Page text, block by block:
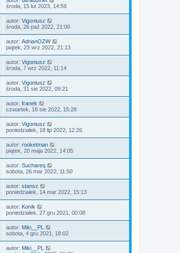
środa, 15 lut 2023, 14:59
autor: Vigoniusz
środa, 26 paź 2022, 21:00
autor: AdrianOZW
piątek, 23 wrz 2022, 21:13
autor: Vigoniusz
środa, 7 wrz 2022, 11:14
autor: Vigoniusz
środa, 31 sie 2022, 09:21
autor: franek
czwartek, 18 sie 2022, 15:28
autor: Vigoniusz
poniedziałek, 18 lip 2022, 12:26
autor: rooketman
piątek, 20 maja 2022, 14:05
autor: Suchareq
sobota, 26 mar 2022, 11:50
autor: stansz
poniedziałek, 14 mar 2022, 15:13
autor: Konik
poniedziałek, 27 gru 2021, 00:08
autor: Miki__PL
sobota, 4 gru 2021, 18:02
autor: Miki__PL